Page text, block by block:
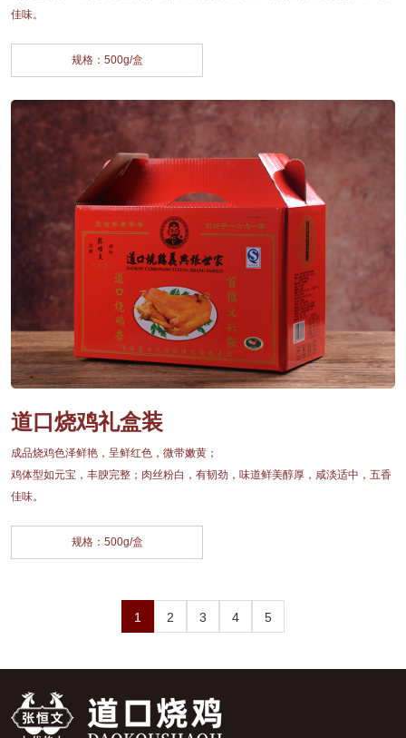
佳味。
规格：500g/盒
道口烧鸡礼盒装
成品烧鸡色泽鲜艳，呈鲜红色，微带嫩黄；
鸡体型如元宝，丰腴完整；肉丝粉白，有韧劲，味道鲜美醇厚，咸淡适中，五香
佳味。
规格：500g/盒
1 2 3 4 5